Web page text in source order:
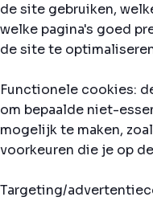
de site gebruiken,
welke pagina's goed
de site te
Functionele cookies:
om bepaalde niet-
mogelijk te maken,
voorkeuren die je op
Targeting/